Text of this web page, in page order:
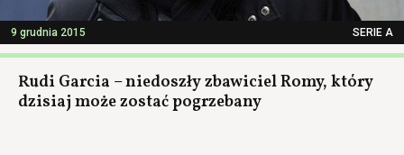
9 grudnia 2015 SERIE A
Rudi Garcia – niedoszły zbawiciel Romy, który
dzisiaj może zostać pogrzebany